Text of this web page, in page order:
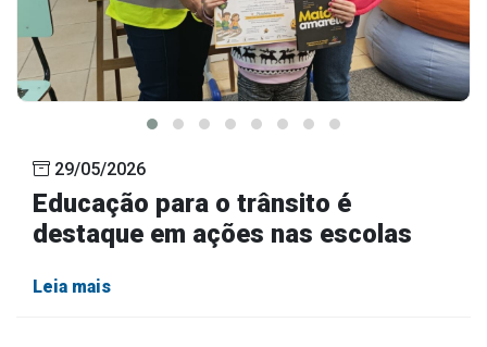
29/05/2026
Educação para o trânsito é
destaque em ações nas escolas
Leia mais